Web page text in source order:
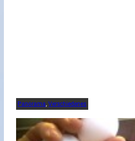
Panorama, Verschiedenes